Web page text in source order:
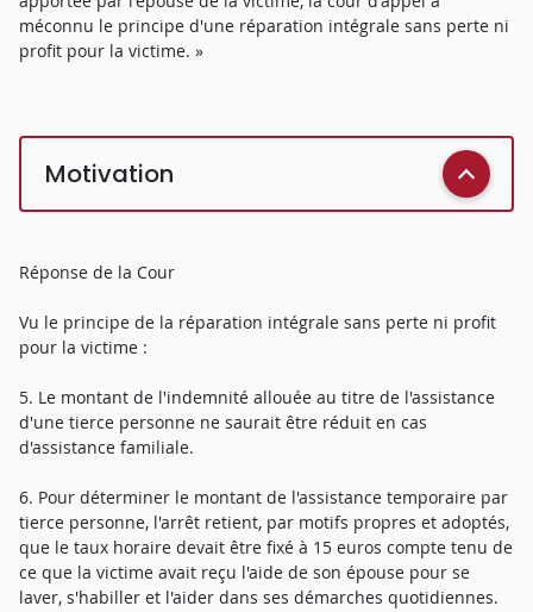
méconnu le principe d'une réparation intégrale sans perte ni
profit pour la victime. »
Motivation
Réponse de la Cour
Vu le principe de la réparation intégrale sans perte ni profit
pour la victime :
5. Le montant de l'indemnité allouée au titre de l'assistance
d'une tierce personne ne saurait être réduit en cas
d'assistance familiale.
6. Pour déterminer le montant de l'assistance temporaire par
tierce personne, l'arrêt retient, par motifs propres et adoptés,
que le taux horaire devait être fixé à 15 euros compte tenu de
ce que la victime avait reçu l'aide de son épouse pour se
laver, s'habiller et l'aider dans ses démarches quotidiennes.